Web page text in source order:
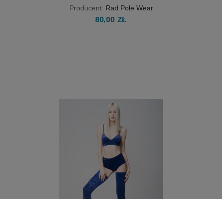
Producent: Rad Pole Wear
80,00 ZŁ